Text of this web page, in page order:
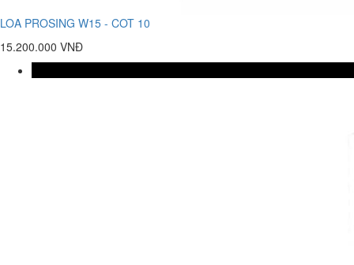
LOA PROSING W15 - COT 10
15.200.000 VNĐ